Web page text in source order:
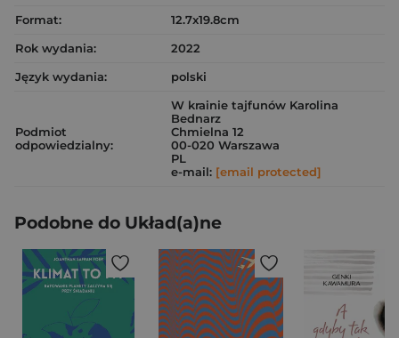
Format:
12.7x19.8cm
Rok wydania:
2022
Język wydania:
polski
Podmiot
odpowiedzialny:
W krainie tajfunów Karolina
Bednarz
Chmielna 12
00-020 Warszawa
PL
e-mail: [email protected]
Podobne do Układ(a)ne